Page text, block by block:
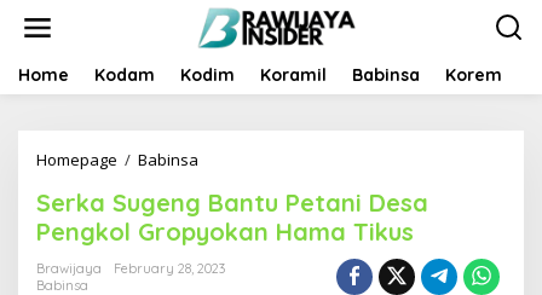
t
Home Kodam Kodim Koramil Babinsa Korem
Homepage / Babinsa
r
k
a
S
Serka Sugeng Bantu Petani Desa
Pengkol Gropyokan Hama Tikus
Brawijaya
February 28, 2023
Babinsa